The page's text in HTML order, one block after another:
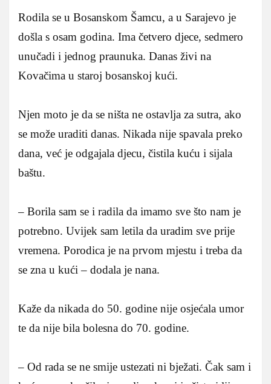
Rodila se u Bosanskom Šamcu, a u Sarajevo je
došla s osam godina. Ima četvero djece, sedmero
unučadi i jednog praunuka. Danas živi na
Kovačima u staroj bosanskoj kući.
Njen moto je da se ništa ne ostavlja za sutra, ako
se može uraditi danas. Nikada nije spavala preko
dana, već je odgajala djecu, čistila kuću i sijala
baštu.
– Borila sam se i radila da imamo sve što nam je
potrebno. Uvijek sam letila da uradim sve prije
vremena. Porodica je na prvom mjestu i treba da
se zna u kući – dodala je nana.
Kaže da nikada do 50. godine nije osjećala umor
te da nije bila bolesna do 70. godine.
– Od rada se ne smije ustezati ni bježati. Čak sam i